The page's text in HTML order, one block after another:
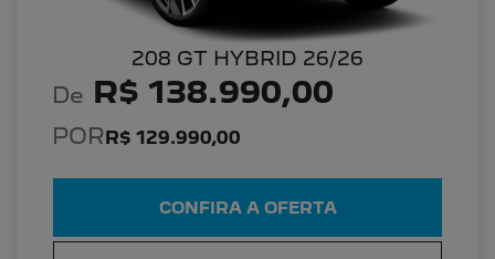
208 GT HYBRID 26/26
De R$ 138.990,00
PORR$ 129.990,00
CONFIRA A OFERTA